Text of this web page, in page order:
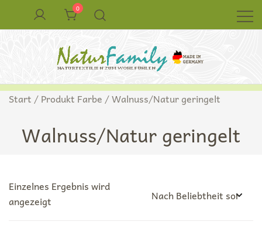
0
NaturFamily Shop – Naturtextilien für
Babys, Kinder und ganze Familie
Naturkleidung aus Wolle und Seide
Start / Produkt Farbe / Walnuss/Natur geringelt
Walnuss/Natur geringelt
Einzelnes Ergebnis wird
angezeigt